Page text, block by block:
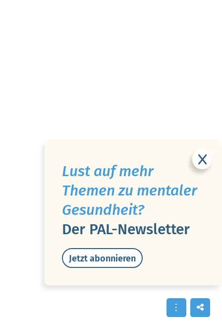
Lust auf mehr
Themen zu mentaler
Gesundheit?
Der PAL-Newsletter
Jetzt abonnieren